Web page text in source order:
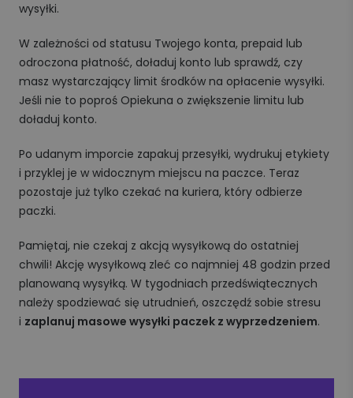
wysyłki.
W zależności od statusu Twojego konta, prepaid lub
odroczona płatność, doładuj konto lub sprawdź, czy
masz wystarczający limit środków na opłacenie wysyłki.
Jeśli nie to poproś Opiekuna o zwiększenie limitu lub
doładuj konto.
Po udanym imporcie zapakuj przesyłki, wydrukuj etykiety
i przyklej je w widocznym miejscu na paczce. Teraz
pozostaje już tylko czekać na kuriera, który odbierze
paczki.
Pamiętaj, nie czekaj z akcją wysyłkową do ostatniej
chwili! Akcję wysyłkową zleć co najmniej 48 godzin przed
planowaną wysyłką. W tygodniach przedświątecznych
należy spodziewać się utrudnień, oszczędź sobie stresu
i zaplanuj masowe wysyłki paczek z wyprzedzeniem.